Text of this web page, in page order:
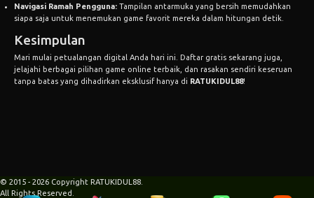
Navigasi Ramah Pengguna: Tampilan antarmuka yang bersih memudahkan
siapa saja untuk menemukan game favorit mereka dalam hitungan detik.
Kesimpulan
Mari mulai petualangan digital Anda hari ini. Daftar gratis sekarang juga,
jelajahi berbagai pilihan game online terbaik, dan rasakan sendiri keseruan
tanpa batas yang dihadirkan eksklusif hanya di RATUKIDUL88!
© 2015 - 2026 Copyright RATUKIDUL88.
All Rights Reserved.